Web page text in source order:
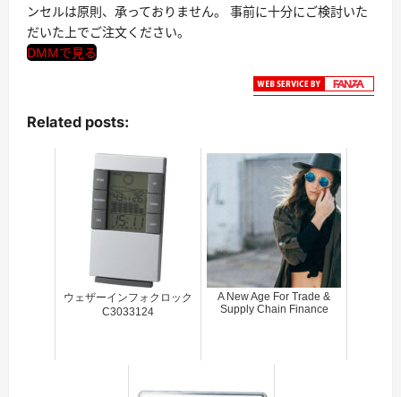
ンセルは原則、承っておりません。 事前に十分にご検討いた
だいた上でご注文ください。
DMMで見る
Related posts:
ウェザーインフォクロック
C3033124
A New Age For Trade &
Supply Chain Finance